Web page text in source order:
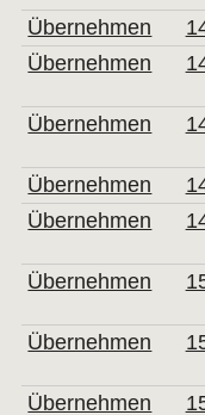
Übernehmen
Übernehmen
Übernehmen
Übernehmen
Übernehmen
Übernehmen
Übernehmen
Übernehmen